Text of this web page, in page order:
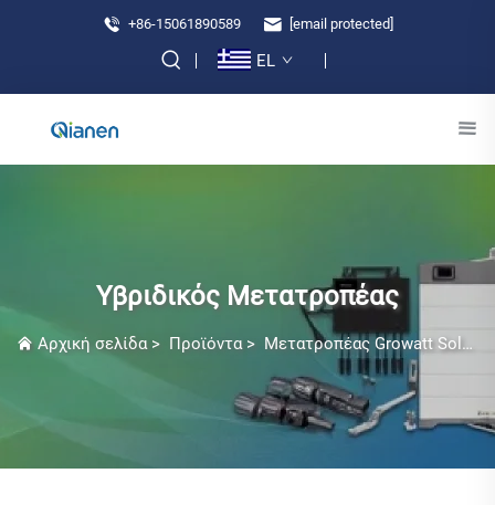
+86-15061890589 [email protected]
EL
Υβριδικός Μετατροπέας
Αρχική σελίδα > Προϊόντα > Μετατροπέας Growatt Solar